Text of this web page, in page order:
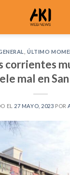
,ÚLTIMO
corrientes
mal en
EL 27 MAYO, 2023 POR